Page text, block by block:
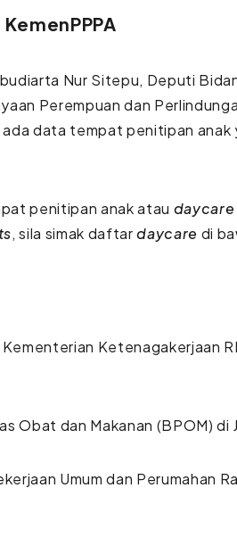
Nur Sitepu, Deputi
Perempuan dan
data tempat penitipan
penitipan anak atau daycare
, sila simak daftardaycare di
Ketenagakerjaan
Obat dan Makanan (BPOM) di
Umum dan Perumahan